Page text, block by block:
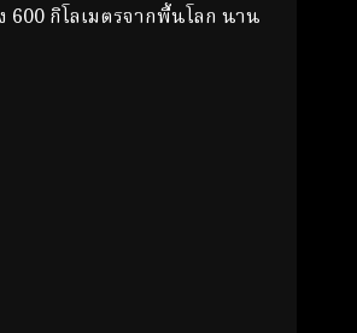
กิโลเมตรจากพื้นโลก นาน